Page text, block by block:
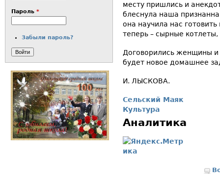
месту пришлись и
блеснула наша
она научила нас
теперь – сырные
Договорились женщины
будет новое домашнее
И. ЛЫСКОВА.
Сельский Маяк
Культура
Аналитика
Пароль *
Забыли пароль?